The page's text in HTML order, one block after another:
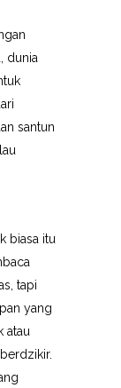
dunia
santun
biasa itu
tapi
yang
atau
berdzikir.